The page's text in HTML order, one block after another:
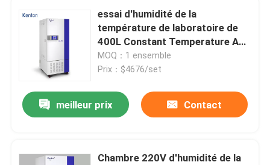
Produits
A propos de nous
Visite d'usine
essai d'humidité de la
température de laboratoire de
400L Constant Temperature And
Humidity Chamber
MOQ：1 ensemble
Prix：$4676/set
meilleur prix Contact
Chambre 220V d'humidité de la